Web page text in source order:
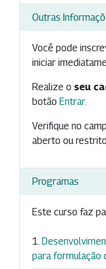
Outras
Você pode
iniciar
Realize o seu
botão Entrar.
Verifique no
aberto ou
Programas
Este curso faz
para formulação